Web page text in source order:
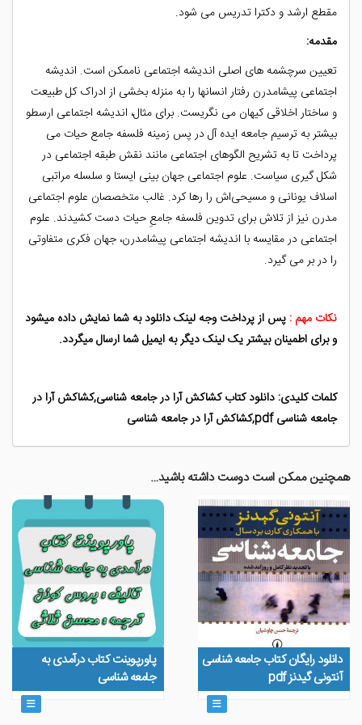
مقطع ارشد و دکترا تدریس می شود.
مقدمه:
تعیین سرچشمه های اصلی اندیشه اجتماعی ناممکن است. اندیشه
اجتماعی پیشامدرن رفتار انسانها را به منزله بخشی از ادراک کل طبیعت
و ساختار اخلاقی کیهان می نگریست. برای مثال، اندیشه اجتماعی ارسطو
بیشتر به ترسیم جامعه ایده آل در پس زمینه فلسفه جامع حیات می
پرداخت تا به تشریح الگوهای اجتماعی مانند نقش طبقه اجتماعی در
شکل گیری سیاست. علوم اجتماعی جهان بینی ایستا و سلسله مراتبی
اسلاف یونانی و مسیحیاش را رها کرد. غالب متخصصان علوم اجتماعی
مدرن نیز از تلاش برای تدوین فلسفه جامعِ حیات دست کشیدند. علوم
اجتماعی در مقایسه با اندیشه اجتماعی پیشامدرن، جهان فکری متفاوتی
را در بر می گیرد.
نکات مهم : پس از پرداخت وجه لینک دانلود به شما نمایش داده میشود
و برای اطمینان بیشتر یک لینک دیگر به ایمیل شما ارسال میگردد.
کلمات کلیدی: دانلود کتاب کشاکش آرا در جامعه شناسی,کشاکش آرا در
جامعه شناسی pdf,کشاکش آرا در جامعه شناسی
همچنین ممکن است دوست داشته باشید…
دانلود رایگان کتاب جامعه شناسی
آنتونی گیدنز pdf
پاورپوینت کتاب درآمدی به
جامعه شناسی